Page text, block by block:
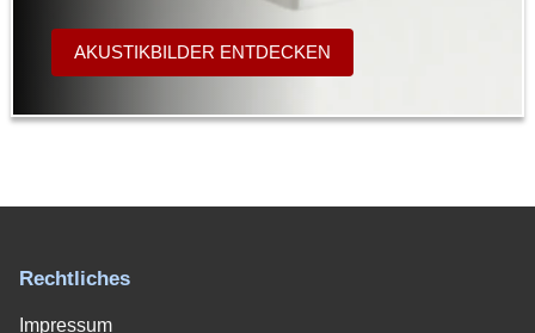
AKUSTIKBILDER ENTDECKEN
Rechtliches
Impressum